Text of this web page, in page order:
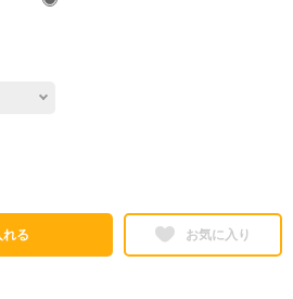
れる お気に入り